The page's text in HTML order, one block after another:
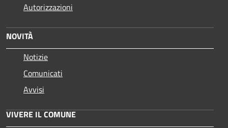
Autorizzazioni
NOVITÀ
Notizie
Comunicati
Avvisi
VIVERE IL COMUNE